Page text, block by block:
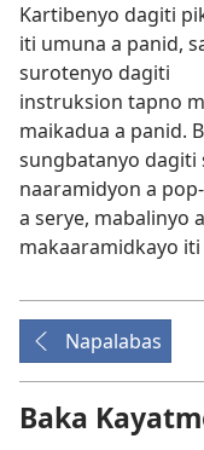
Kartibenyo dagiti
iti umuna a panid,
surotenyo dagiti
instruksion tapno
maikadua a panid.
sungbatanyo dagiti
naaramidyon a
a serye, mabalinyo
makaaramidkayo
Napalabas
Baka